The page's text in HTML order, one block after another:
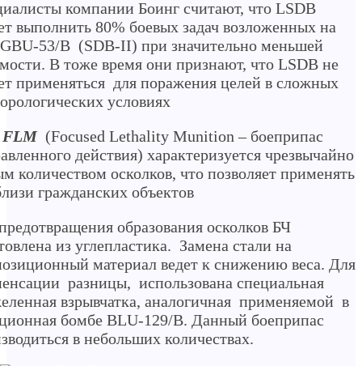
компании Боинг считают, что LSDB
выполнить 80% боевых задач возложенных на
53/B (SDB-II) при значительно меньшей
В тоже время они признают, что LSDB не
применяться для поражения целей в сложных
условиях
FLM(Focused Lethality Munition – боеприпас
действия) характеризуется чрезвычайно
количеством осколков, что позволяет применять
гражданских объектов
образования осколков БЧ
из углепластика. Замена стали на
материал ведет к снижению веса. Для
разницы, использована специальная
взрывчатка, аналогичная применяемой в
бомбе BLU-129/B. Данный боеприпас
в небольших количествах.